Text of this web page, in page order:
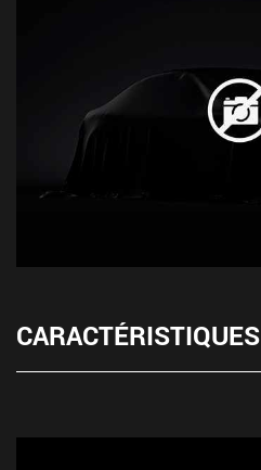
CARACTÉRISTIQUES